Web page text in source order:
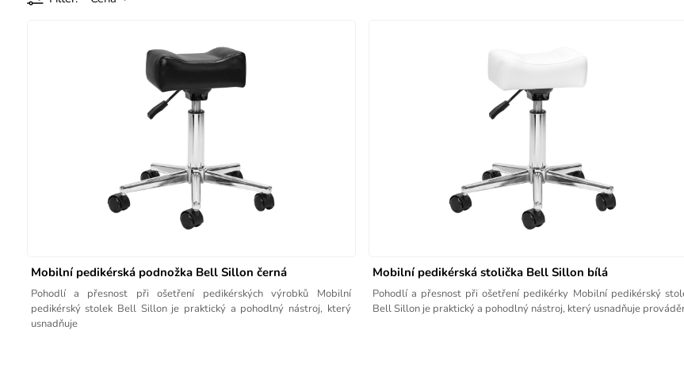
Mobilní pedikérská podnožka Bell Sillon černá
Pohodlí a přesnost při ošetření pedikérských výrobků Mobilní
pedikérský stolek Bell Sillon je praktický a pohodlný nástroj, který
usnadňuje
Mobilní pedikérská stolička Bell Sillon bílá
Pohodlí a přesnost při ošetření pedikérky Mobilní pedikérský stolek
Bell Sillon je praktický a pohodlný nástroj, který usnadňuje